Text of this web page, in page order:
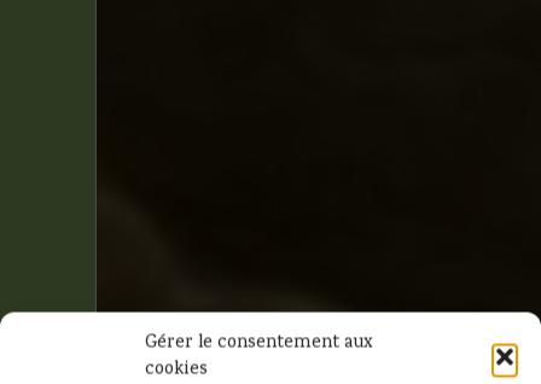
Gérer le consentement aux
cookies